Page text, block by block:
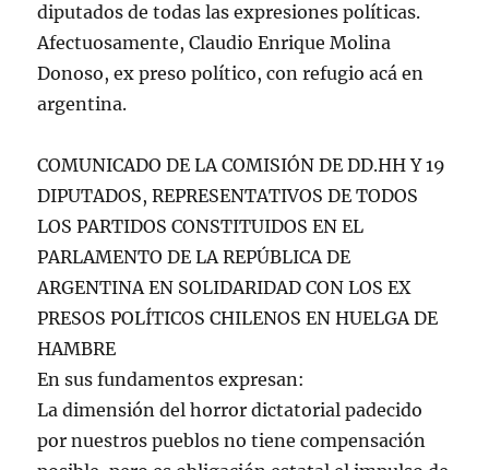
diputados de todas las expresiones políticas.
Afectuosamente, Claudio Enrique Molina
Donoso, ex preso político, con refugio acá en
argentina.
COMUNICADO DE LA COMISIÓN DE DD.HH Y 19
DIPUTADOS, REPRESENTATIVOS DE TODOS
LOS PARTIDOS CONSTITUIDOS EN EL
PARLAMENTO DE LA REPÚBLICA DE
ARGENTINA EN SOLIDARIDAD CON LOS EX
PRESOS POLÍTICOS CHILENOS EN HUELGA DE
HAMBRE
En sus fundamentos expresan:
La dimensión del horror dictatorial padecido
por nuestros pueblos no tiene compensación